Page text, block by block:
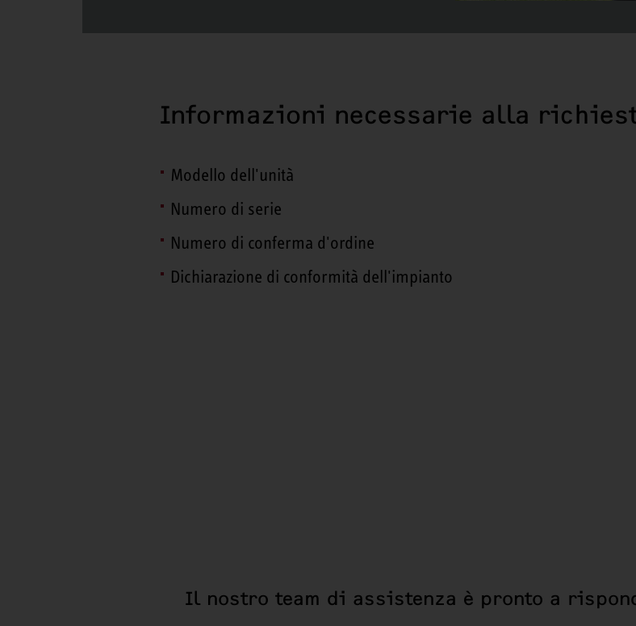
Informazioni necessarie alla
Modello dell'unità
Numero di serie
Numero di conferma d'ordine
Dichiarazione di conformità dell'impianto
Il nostro team di assistenza è pronto a